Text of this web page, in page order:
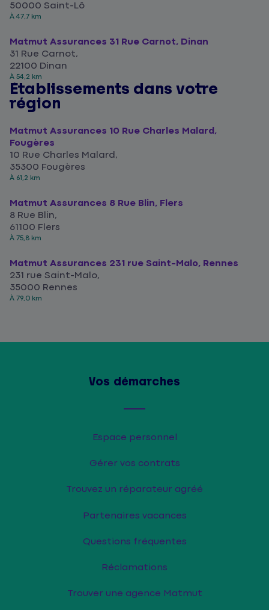
50000 Saint-Lô
À 47,7 km
Matmut Assurances 31 Rue Carnot, Dinan
31 Rue Carnot,
22100 Dinan
À 54,2 km
Établissements dans votre
région
Matmut Assurances 10 Rue Charles Malard,
Fougères
10 Rue Charles Malard,
35300 Fougères
À 61,2 km
Matmut Assurances 8 Rue Blin, Flers
8 Rue Blin,
61100 Flers
À 75,8 km
Matmut Assurances 231 rue Saint-Malo, Rennes
231 rue Saint-Malo,
35000 Rennes
À 79,0 km
Vos démarches
Espace personnel
Gérer vos contrats
Trouvez un réparateur agréé
Partenaires vacances
Questions fréquentes
Réclamations
Trouver une agence Matmut